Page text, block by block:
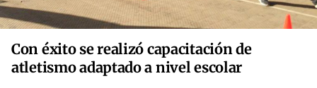
Con éxito se realizó capacitación de
atletismo adaptado a nivel escolar